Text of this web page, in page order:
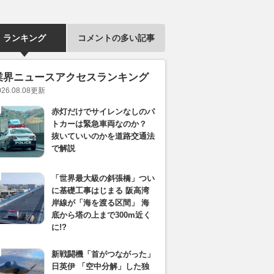
ランキング コメントの多い記事
界ニュースアクセスランキング
更新
赤灯だけでサイレンなしのパ
トカーは緊急車両なのか？
抜いていいのかを道路交通法
で解説
「世界最大級の斜張橋」つい
に基礎工事はじまる 阪高湾
岸線が「海を渡る区間」 海
底から塔の上まで300m近く
に!?
新戦闘機「首がつながった」
日英伊 「空中分解」した独